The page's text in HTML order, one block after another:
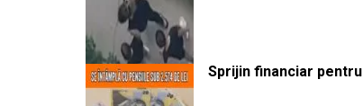
Sprijin financiar